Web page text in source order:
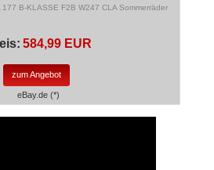
177 B-KLASSE F2B W247 CLA Sommerräder
584,99 EUR
zum Angebot
eBay.de (*)